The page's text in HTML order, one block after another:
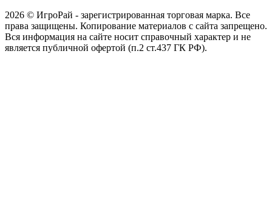
2026 © ИгроРай - зарегистрированная торговая марка. Все
права защищены. Копирование материалов с сайта запрещено.
Вся информация на сайте носит справочный характер и не
является публичной офертой (п.2 ст.437 ГК РФ).